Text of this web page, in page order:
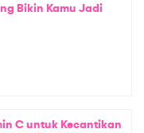
Bikin Kamu Jadi
C untuk Kecantikan